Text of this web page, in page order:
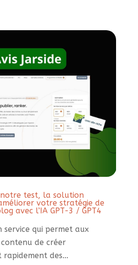
notre test, la solution
votre stratégie de
avec l’IA GPT-3 / GPT4
service qui permet aux
de créer
des...